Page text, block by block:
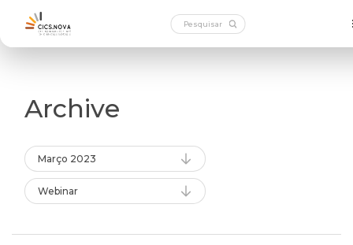
Archive
Março 2023
Webinar